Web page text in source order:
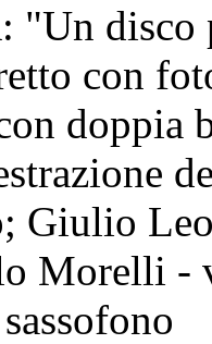
"Un disco
con
doppia
Giulio
Morelli -